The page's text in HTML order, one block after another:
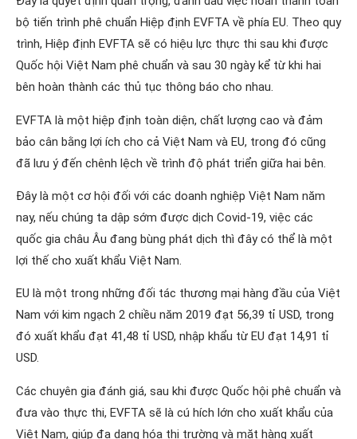
bộ tiến trình phê chuẩn Hiệp định EVFTA về phía EU. Theo quy
trình, Hiệp định EVFTA sẽ có hiệu lực thực thi sau khi được
Quốc hội Việt Nam phê chuẩn và sau 30 ngày kể từ khi hai
bên hoàn thành các thủ tục thông báo cho nhau.
EVFTA là một hiệp định toàn diện, chất lượng cao và đảm
bảo cân bằng lợi ích cho cả Việt Nam và EU, trong đó cũng
đã lưu ý đến chênh lệch về trình độ phát triển giữa hai bên.
Đây là một cơ hội đối với các doanh nghiệp Việt Nam năm
nay, nếu chúng ta dập sớm được dịch Covid-19, việc các
quốc gia châu Âu đang bùng phát dịch thì đây có thể là một
lợi thế cho xuất khẩu Việt Nam.
EU là một trong những đối tác thương mại hàng đầu của Việt
Nam với kim ngạch 2 chiều năm 2019 đạt 56,39 tỉ USD, trong
đó xuất khẩu đạt 41,48 tỉ USD, nhập khẩu từ EU đạt 14,91 tỉ
USD.
Các chuyên gia đánh giá, sau khi được Quốc hội phê chuẩn và
đưa vào thực thi, EVFTA sẽ là cú hích lớn cho xuất khẩu của
Việt Nam, giúp đa dạng hóa thị trường và mặt hàng xuất